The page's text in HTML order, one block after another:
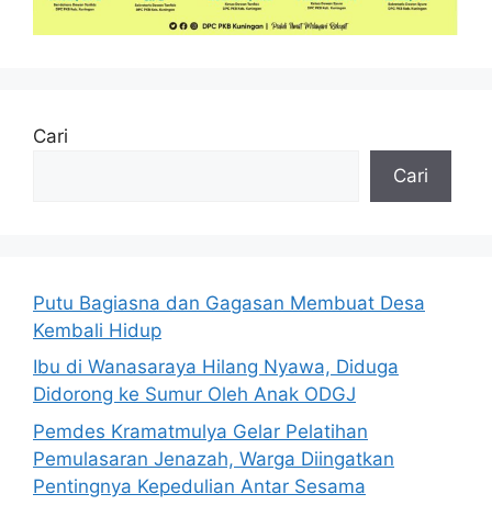
Cari
Cari
Putu Bagiasna dan Gagasan Membuat Desa
Kembali Hidup
Ibu di Wanasaraya Hilang Nyawa, Diduga
Didorong ke Sumur Oleh Anak ODGJ
Pemdes Kramatmulya Gelar Pelatihan
Pemulasaran Jenazah, Warga Diingatkan
Pentingnya Kepedulian Antar Sesama